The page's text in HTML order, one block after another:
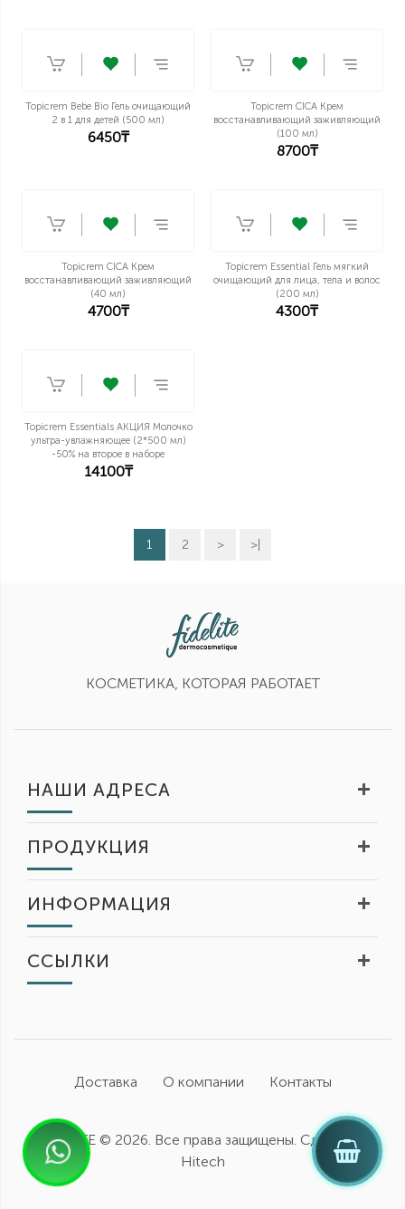
Topicrem Bebe Bio Гель очищающий
2 в 1 для детей (500 мл)
6450₸
Topicrem CICA Крем
восстанавливающий заживляющий
(100 мл)
8700₸
Topicrem CICA Крем
восстанавливающий заживляющий
(40 мл)
4700₸
Topicrem Essential Гель мягкий
очищающий для лица, тела и волос
(200 мл)
4300₸
Topicrem Essentials АКЦИЯ Молочко
ультра-увлажняющее (2*500 мл)
-50% на второе в наборе
14100₸
1 2 > >|
КОСМЕТИКА, КОТОРАЯ РАБОТАЕТ
НАШИ АДРЕСА
ПРОДУКЦИЯ
ИНФОРМАЦИЯ
ССЫЛКИ
Доставка О компании Контакты
FIDELITE © 2026. Все права защищены. Сделано в
Hitech